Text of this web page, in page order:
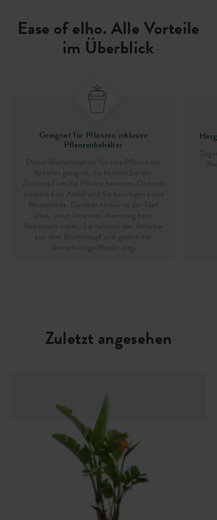
Ease of elho. Alle Vorteile
im Überblick
Geeignet für Pflanzen inklusive
Pflanzenbehälter
Dieser Blumentopf ist für eine Pflanze mit
Behälter geeignet. So können Sie den
Zuchttopf um die Pflanze belassen. Dadurch
entsteht kein Abfall und Sie benötigen keine
Blumenerde. Darüber hinaus ist der Topf
ideal, wenn Sie etwas übermütig beim
Bewässern waren. Sie nehmen den Behälter
aus dem Blumentopf und gießen das
überschüssige Wasser weg.
Zuletzt angesehen